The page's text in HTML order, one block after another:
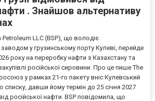
. Знайшов альтернативу
Petroleum LLC (BSP), що володіє
у грузинському порту Кулеві, перейде
року на переробку нафти з Казахстану та
російської сировини. Про це пише The
у рамках 21-го пакету вніс Кулевський
списку, давши йому термін до 25 січня 2027
російської нафти. BSP повідомила, що